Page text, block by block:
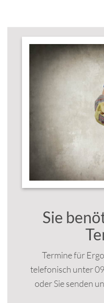
Sie
Termine für
telefonisch unter
oder Sie senden